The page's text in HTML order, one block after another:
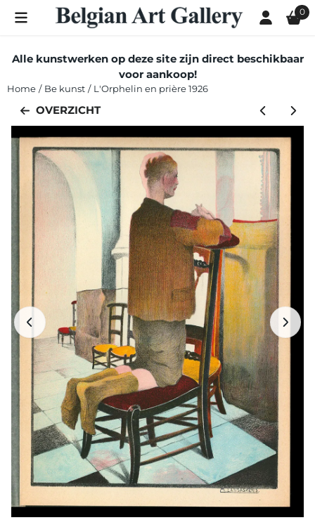
Cookievoorkeuren zijn momenteel gesloten. 0
Alle kunstwerken op deze site zijn direct beschikbaar
voor aankoop!
Home / Be kunst / L'Orphelin en prière 1926
OVERZICHT